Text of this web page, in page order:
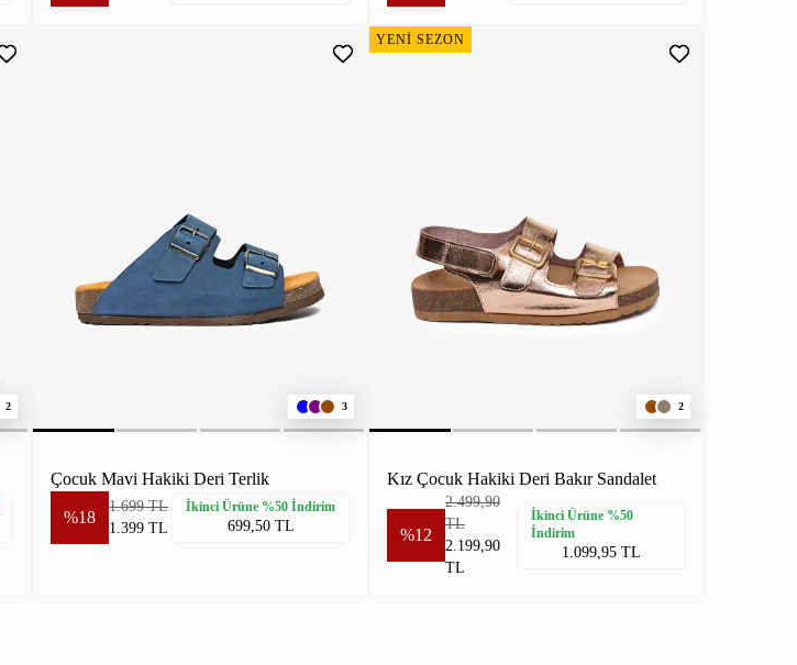
2 3
Çocuk Mavi Hakiki Deri Terlik
%18
1.699 TL
1.399 TL
İkinci Ürüne %50 İndirim
699,50 TL
YENİ SEZON
2
Kız Çocuk Hakiki Deri Bakır Sandalet
%12
2.499,90
TL
2.199,90
TL
İkinci Ürüne %50
İndirim
1.099,95 TL